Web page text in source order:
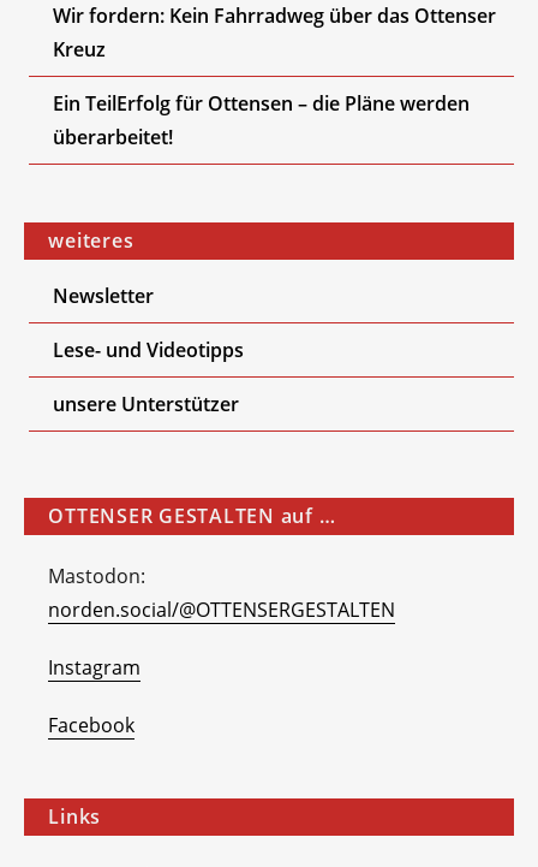
Wir fordern: Kein Fahrradweg über das Ottenser
Kreuz
Ein TeilErfolg für Ottensen – die Pläne werden
überarbeitet!
weiteres
Newsletter
Lese- und Videotipps
unsere Unterstützer
OTTENSER GESTALTEN auf …
Mastodon:
norden.social/@OTTENSERGESTALTEN
Instagram
Facebook
Links